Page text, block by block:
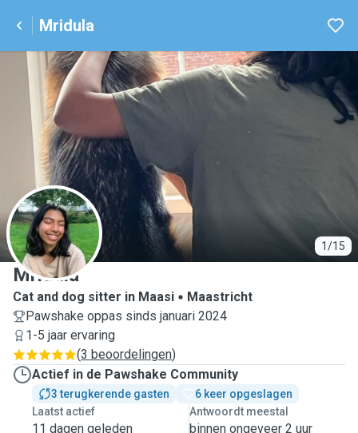
Mridula
1/15
M
Mridula
Cat and dog sitter in Maasi
Maastricht
Pawshake oppas sinds januari 2024
1-5 jaar ervaring
(3 beoordelingen)
Actief in de Pawshake Community
3 terugkerende gasten
6 keer opgeslagen
Laatst actief
11 dagen geleden
Antwoordt meestal
binnen ongeveer 2 uur